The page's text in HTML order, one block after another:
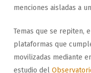
menciones aisladas a
Temas que se repiten,
plataformas que
movilizadas mediante
estudio del